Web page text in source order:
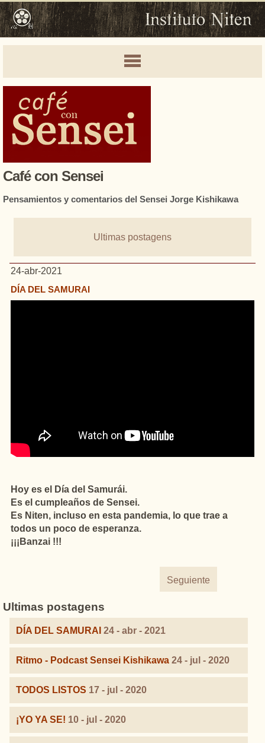
Café con Sensei
Pensamientos y comentarios del Sensei Jorge Kishikawa
Ultimas postagens
24-abr-2021
DÍA DEL SAMURAI
Hoy es el Día del Samurái.
Es el cumpleaños de Sensei.
Es Niten, incluso en esta pandemia, lo que trae a
todos un poco de esperanza.
¡¡¡Banzai !!!
Seguiente
Ultimas postagens
DÍA DEL SAMURAI 24 - abr - 2021
Ritmo - Podcast Sensei Kishikawa 24 - jul - 2020
TODOS LISTOS 17 - jul - 2020
¡YO YA SE! 10 - jul - 2020